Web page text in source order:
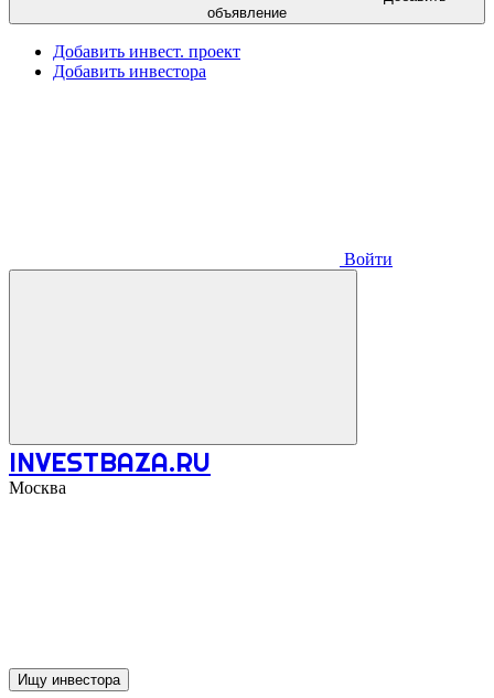
объявление
Добавить инвест. проект
Добавить инвестора
Войти
INVESTBAZA.RU
Москва
Ищу инвестора